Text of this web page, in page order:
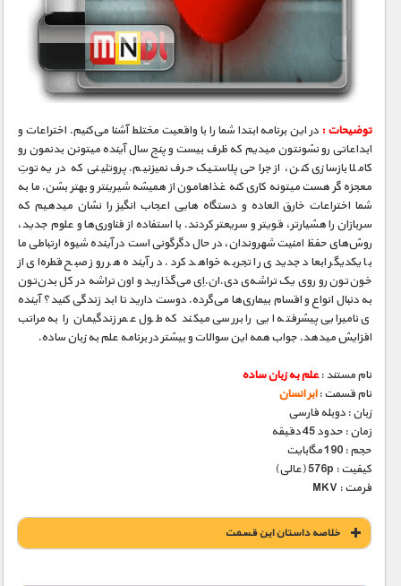
توضیحات : در این برنامه ابتدا شما را با واقعیت مختلط آشنا می‌کنیم. اختراعات و
ابداعاتی رو نشونتون میدیم که ظرف بیست و پنج سال آینده میتونن بدنمون رو
کاملا بازسازی کنن، از جراحی پلاستیک حرف نمیزنیم. پروتئینی که در یه توتِ
معجزه ‮گر هست میتونه کاری کنه غذاهامون از همیشه شیرینتر و بهتر بشن. ما به
شما اختراعات خارق­ العاده و دستگاه­ هایی اعجاب­ انگیز را نشان می­دهیم که
سربازان را هشیارتر، قوی­تر و سریعتر کردند. با استفاده از فناوری‌ها و علوم جدید،
روش‌های حفظ امنیت شهروندان، در حال دگرگونی است در آینده شیوه ارتباطی ما
با یکدیگر ابعاد جدیدی را تجربه خواهد کرد. در آینده هر روز صبح قطره‌ای از
خون‌تون رو روی یک تراشه‌ی دی.ان.اِی می‌گذارید و اون تراشه در کل بدن‌تون
به دنبال انواع و اقسام بیماری‌ها می‌گرده. دوست دارید تا ابد زندگی کنید؟ آینده
­ی نامیرایی پیشرفت­ه ایی را بررسی می­کند که طول عمر زندگی­مان را به مراتب
افزایش می­دهد. جواب همه این سوالات و بیشتر در برنامه علم به زبان ساده.
نام مستند :علم به زبان ساده
نام قسمت :ابر انسان
زبان : دوبله فارسی
زمان : حدود 45 دقیقه
حجم : 190 مگابایت
کیفیت : 576p (عالی)
فرمت : MKV
خلاصه داستان این قسمت